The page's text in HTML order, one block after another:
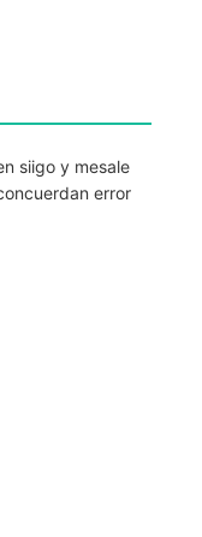
siigo y mesale
error